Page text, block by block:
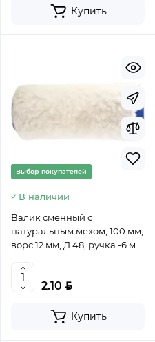
Купить
Выбор покупателей
В наличии
Валик сменный с
натуральным мехом, 100 мм,
ворс 12 мм, Д 48, ручка -6 мм
2.10 BYN
Купить